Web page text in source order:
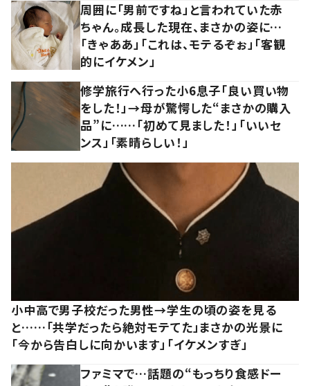
周囲に「男前ですね」と言われていた赤
ちゃん。成長した現在、まさかの姿に…
「きゃああ」「これは、モテるぞぉ」「客観
的にイケメン」
修学旅行へ行った小6息子「良い買い物
をした！」→母が驚愕した“まさかの購入
品”に……「初めて見ました！」「いいセ
ンス」「素晴らしい！」
小中高で男子校だった男性→学生の頃の姿を見る
と……「共学だったら絶対モテてた」まさかの光景に
「今から告白しに向かいます」「イケメンすぎ」
ファミマで…話題の“もっちり食感ドー